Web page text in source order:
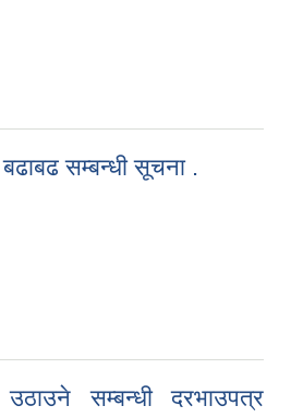
बढाबढ सम्बन्धी सूचना .
सम्बन्धी दरभाउपत्र